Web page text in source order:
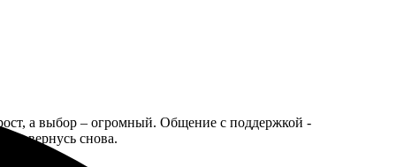
а выбор – огромный. Общение с поддержкой -
вернусь снова.